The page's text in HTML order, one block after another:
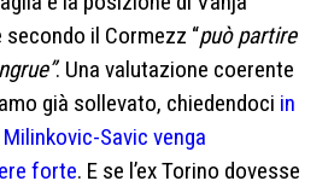
il Cormezz “può partire
. Una valutazione coerente
già sollevato, chiedendoci in
Savic venga
forte. E se l’ex Torino dovesse